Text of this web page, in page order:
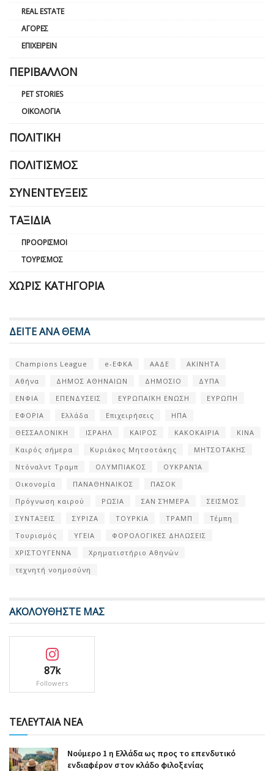
REAL ESTATE
ΑΓΟΡΈΣ
ΕΠΙΧΕΙΡΕΊΝ
ΠΕΡΙΒΆΛΛΟΝ
PET STORIES
ΟΙΚΟΛΟΓΊΑ
ΠΟΛΙΤΙΚΉ
ΠΟΛΙΤΙΣΜΌΣ
ΣΥΝΕΝΤΕΎΞΕΙΣ
ΤΑΞΊΔΙΑ
ΠΡΟΟΡΙΣΜΟΊ
ΤΟΥΡΙΣΜΌΣ
ΧΩΡΊΣ ΚΑΤΗΓΟΡΊΑ
ΔΕΙΤΕ ΑΝΑ ΘΕΜΑ
Champions League e-ΕΦΚΑ ΑΑΔΕ
ΑΚΙΝΗΤΑ
Αθήνα
ΔΗΜΟΣ ΑΘΗΝΑΙΩΝ ΔΗΜΟΣΙΟ
ΔΥΠΑ
ΕΝΦΙΑ
ΕΠΕΝΔΥΣΕΙΣ ΕΥΡΩΠΑΪΚΗ ΕΝΩΣΗ
ΕΥΡΩΠΗ
ΕΦΟΡΙΑ
Ελλάδα Επιχειρήσεις
ΗΠΑ
ΘΕΣΣΑΛΟΝΙΚΗ
ΙΣΡΑΗΛ ΚΑΙΡΟΣ ΚΑΚΟΚΑΙΡΙΑ
ΚΙΝΑ
Καιρός σήμερα
Κυριάκος Μητσοτάκης
ΜΗΤΣΟΤΑΚΗΣ
Ντόναλντ Τραμπ
ΟΛΥΜΠΙΑΚΟΣ
ΟΥΚΡΑΝΊΑ
Οικονομία
ΠΑΝΑΘΗΝΑΙΚΟΣ
ΠΑΣΟΚ
Πρόγνωση καιρού
ΡΩΣΙΑ ΣΑΝ ΣΉΜΕΡΑ
ΣΕΙΣΜΟΣ
ΣΥΝΤΑΞΕΙΣ
ΣΥΡΙΖΑ ΤΟΥΡΚΙΑ ΤΡΑΜΠ
Τέμπη
Τουρισμός
ΥΓΕΙΑ
ΦΟΡΟΛΟΓΙΚΕΣ ΔΗΛΩΣΕΙΣ
ΧΡΙΣΤΟΥΓΕΝΝΑ
Χρηματιστήριο Αθηνών
τεχνητή νοημοσύνη
ΑΚΟΛΟΥΘΗΣΤΕ ΜΑΣ
87k
Followers
ΤΕΛΕΥΤΑΙΑ ΝΕΑ
Nούμερο 1 η Ελλάδα ως προς το επενδυτικό
ενδιαφέρον στον κλάδο φιλοξενίας